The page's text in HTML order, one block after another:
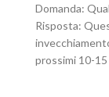
Domanda:
Risposta:
prossimi 10-15